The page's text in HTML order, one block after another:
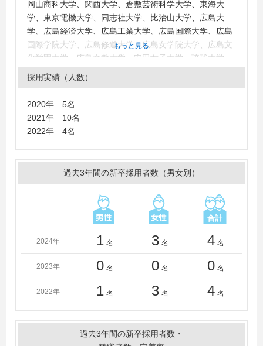
岡山商科大学、関西大学、倉敷芸術科学大学、東海大
学、東京電機大学、同志社大学、比治山大学、広島大
学、広島経済大学、広島工業大学、広島国際大学、広島
国際学院大学、広島修道大学、広島女学院大学、広島文
化学園大学、広島文教大学、安田女子大学、琉球大学
＜短大・高専・専門学校＞
比治山大学短期大学部、広島会計学院ビジネス専門学
もっと見る
採用実績（人数）
2020年 5名
2021年 10名
2022年 4名
過去3年間の新卒採用者数（男女別）
2024年 1 名 3 名 4 名
2023年 0 名 0 名 0 名
2022年 1 名 3 名 4 名
過去3年間の新卒採用者数・